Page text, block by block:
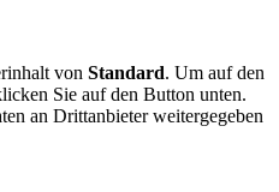
von Standard. Um auf den
Sie auf den Button unten.
an Drittanbieter weitergegeben